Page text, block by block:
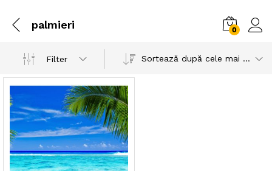
palmieri 0
Filter Sortează după cele mai recente